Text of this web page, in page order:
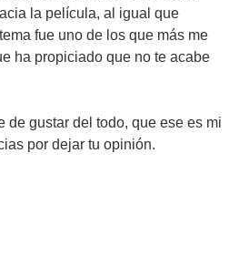
la película, al igual que
fue uno de los que más me
ha propiciado que no te acabe
de gustar del todo, que ese es mi
por dejar tu opinión.